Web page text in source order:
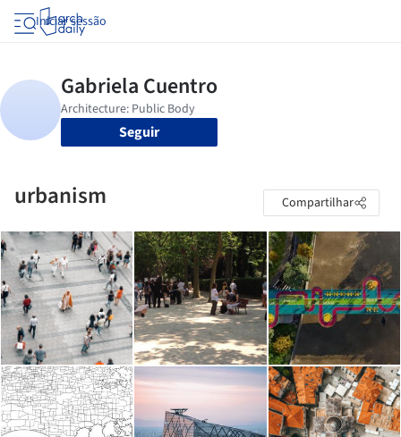
Iniciar sessão
Seguir
urbanism Compartilhar